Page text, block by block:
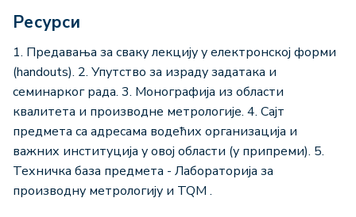
Ресурси
1. Предавања за сваку лекцију у електронској форми
(handouts). 2. Упутство за израду задатака и
семинарког рада. 3. Монографија из области
квалитета и производне метрологије. 4. Сајт
предмета са адресама водећих организација и
важних институција у овој области (у припреми). 5.
Техничка база предмета - Лабораторија за
производну метрологију и TQM .